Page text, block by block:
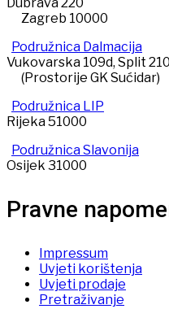
Zagreb 10000
Podružnica Dalmacija
Vukovarska 109d, Split
(Prostorije GK Sućidar)
Podružnica LIP
Rijeka 51000
Podružnica Slavonija
Osijek 31000
Pravne
Impressum
Uvjeti korištenja
Uvjeti prodaje
Pretraživanje